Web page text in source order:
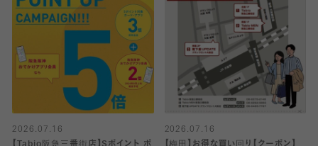
2026.07.16
2026.07.16